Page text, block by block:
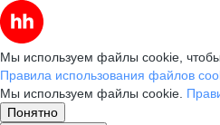
Мы используем файлы cookie, чтобы
Правила использования файлов
Мы используем файлы cookie.
Понятно